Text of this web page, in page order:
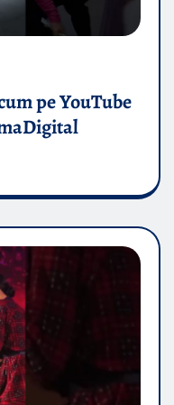
pe YouTube